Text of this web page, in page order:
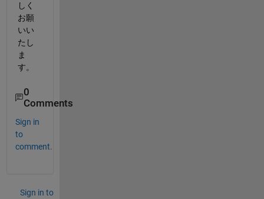
しく
お願
いい
たし
ま
す。
0
Comments
Sign in
to
comment.
Sign in to